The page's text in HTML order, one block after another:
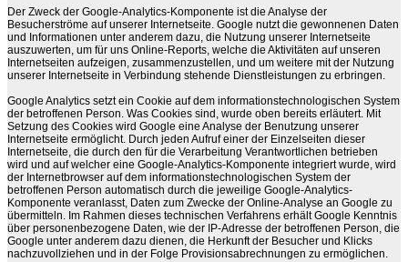
Der Zweck der Google-Analytics-Komponente ist die Analyse der
Besucherströme auf unserer Internetseite. Google nutzt die gewonnenen Daten
und Informationen unter anderem dazu, die Nutzung unserer Internetseite
auszuwerten, um für uns Online-Reports, welche die Aktivitäten auf unseren
Internetseiten aufzeigen, zusammenzustellen, und um weitere mit der Nutzung
unserer Internetseite in Verbindung stehende Dienstleistungen zu erbringen.
Google Analytics setzt ein Cookie auf dem informationstechnologischen System
der betroffenen Person. Was Cookies sind, wurde oben bereits erläutert. Mit
Setzung des Cookies wird Google eine Analyse der Benutzung unserer
Internetseite ermöglicht. Durch jeden Aufruf einer der Einzelseiten dieser
Internetseite, die durch den für die Verarbeitung Verantwortlichen betrieben
wird und auf welcher eine Google-Analytics-Komponente integriert wurde, wird
der Internetbrowser auf dem informationstechnologischen System der
betroffenen Person automatisch durch die jeweilige Google-Analytics-
Komponente veranlasst, Daten zum Zwecke der Online-Analyse an Google zu
übermitteln. Im Rahmen dieses technischen Verfahrens erhält Google Kenntnis
über personenbezogene Daten, wie der IP-Adresse der betroffenen Person, die
Google unter anderem dazu dienen, die Herkunft der Besucher und Klicks
nachzuvollziehen und in der Folge Provisionsabrechnungen zu ermöglichen.